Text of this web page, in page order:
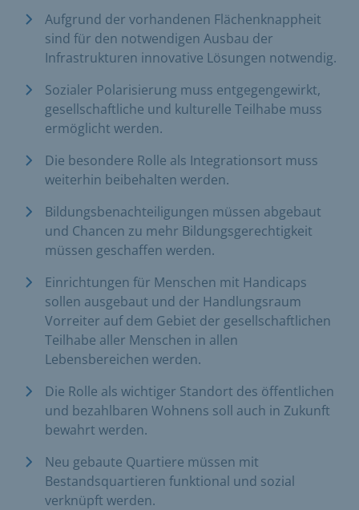
Aufgrund der vorhandenen Flächenknappheit
sind für den notwendigen Ausbau der
Infrastrukturen innovative Lösungen notwendig.
Sozialer Polarisierung muss entgegengewirkt,
gesellschaftliche und kulturelle Teilhabe muss
ermöglicht werden.
Die besondere Rolle als Integrationsort muss
weiterhin beibehalten werden.
Bildungsbenachteiligungen müssen abgebaut
und Chancen zu mehr Bildungsgerechtigkeit
müssen geschaffen werden.
Einrichtungen für Menschen mit Handicaps
sollen ausgebaut und der Handlungsraum
Vorreiter auf dem Gebiet der gesellschaftlichen
Teilhabe aller Menschen in allen
Lebensbereichen werden.
Die Rolle als wichtiger Standort des öffentlichen
und bezahlbaren Wohnens soll auch in Zukunft
bewahrt werden.
Neu gebaute Quartiere müssen mit
Bestandsquartieren funktional und sozial
verknüpft werden.